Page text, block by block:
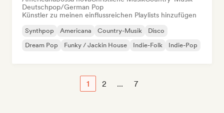
Deutschpop/German Pop
Künstler zu meinen einflussreichen Playlists hinzufügen
Synthpop Americana Country-Musik
Disco
Dream Pop
Funky / Jackin House Indie-Folk Indie-Pop
1 2 ... 7